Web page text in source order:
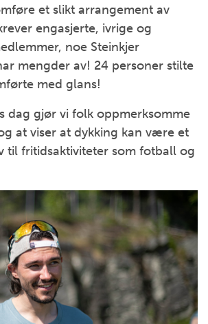
et slikt arrangement av
engasjerte, ivrige og
noe Steinkjer
mengder av! 24 personer stilte
med glans!
dag gjør vi folk oppmerksomme
at viser at dykking kan være et
til fritidsaktiviteter som fotball og